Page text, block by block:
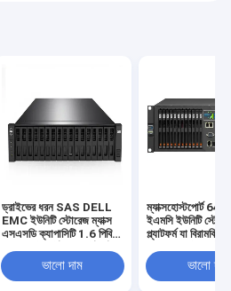
ড্রাইভের ধরন SAS DELL
EMC ইউনিটি স্টোরেজ ম্যাক্স
এসএসডি ক্যাপাসিটি 1.6 পিবি
স্কেলযোগ্য স্টোরেজ অবকাঠামো
ভালো দাম
ম্যাক্সহোস্টপোর্ট 64
ইএমসি ইউনিটি
প্ল্যাটফর্ম যা
জন্য ব্যর্থতার প্রস্তাব
ভালো দাম